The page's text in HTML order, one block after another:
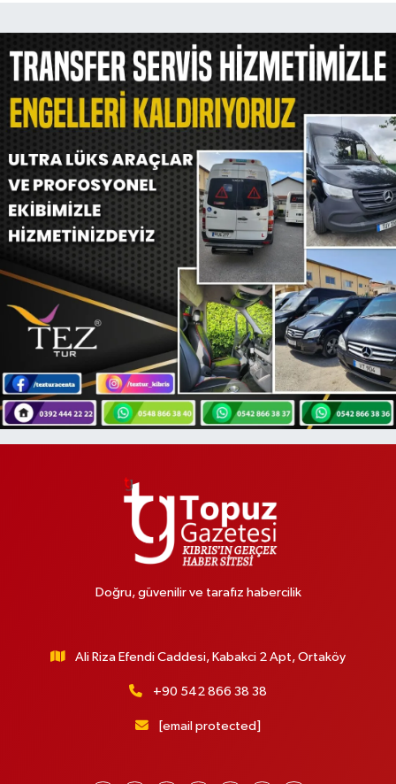
Doğru, güvenilir ve tarafız habercilik
Ali Riza Efendi Caddesi, Kabakci 2 Apt, Ortaköy
+90 542 866 38 38
[email protected]